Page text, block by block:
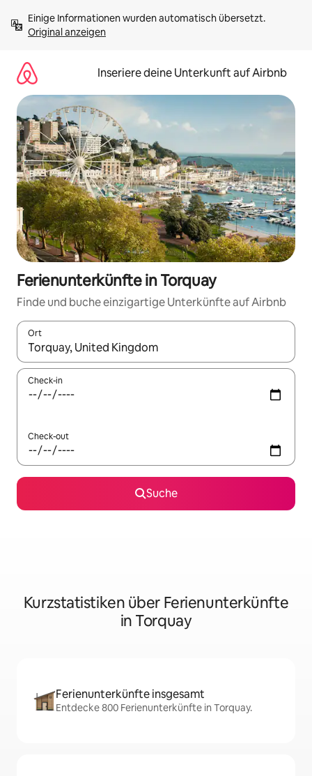
Inhalten
springenOriginal anzeigen
Inseriere deine Unterkunft auf Airbnb
Ferienunterkünfte in Torquay
Finde und buche einzigartige Unterkünfte auf Airbnb
Ort
Wenn Ergebnisse verfügbar sind, navigiere mit den
Check-in
Check-out
Suche
Kurzstatistiken über Ferienunterkünfte
in Torquay
Ferienunterkünfte insgesamt
Entdecke 800 Ferienunterkünfte in Torquay.